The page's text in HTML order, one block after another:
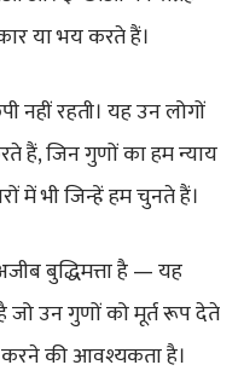
या भय करते हैं।
नहीं रहती। यह उन लोगों
हैं, जिन गुणों का हम न्याय
में भी जिन्हें हम चुनते हैं।
बुद्धिमत्ता है — यह
उन गुणों को मूर्त रूप देते
की आवश्यकता है।